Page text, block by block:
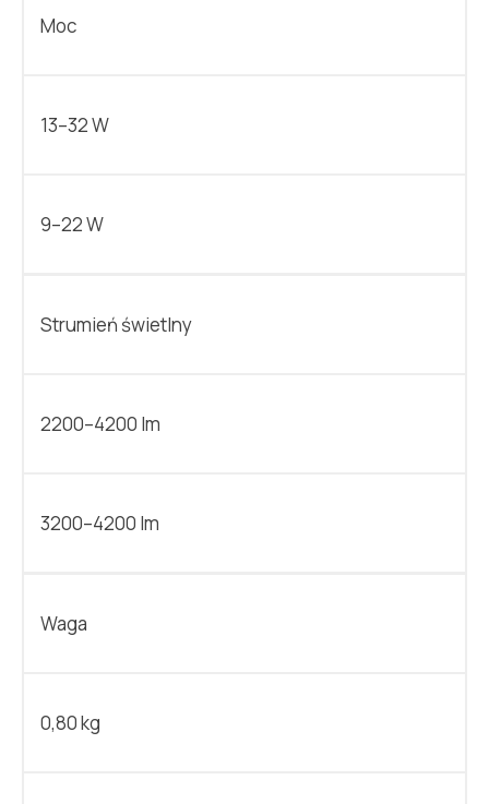
Moc
13–32 W
9–22 W
Strumień świetlny
2200–4200 lm
3200–4200 lm
Waga
0,80 kg